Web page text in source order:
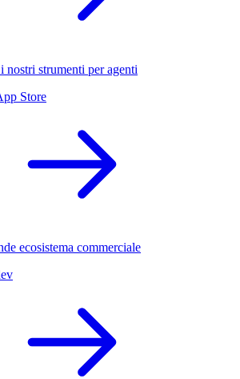
nostri strumenti per agenti
Store
ecosistema commerciale